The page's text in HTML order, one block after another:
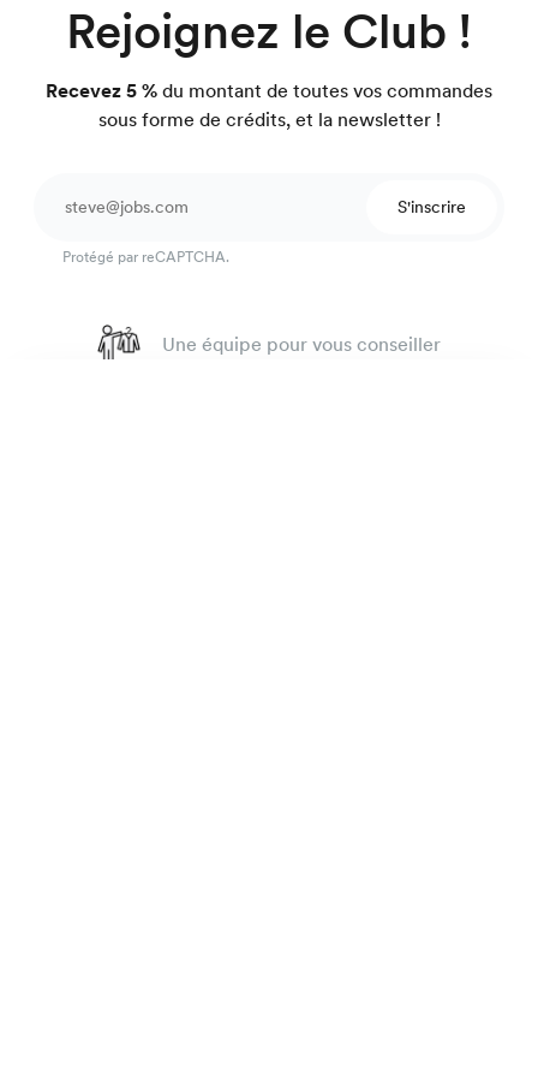
Rejoignez le Club !
Recevez 5 % du montant de toutes vos commandes
sous forme de crédits, et la newsletter !
S'inscrire
Protégé par reCAPTCHA.
Une équipe pour vous conseiller